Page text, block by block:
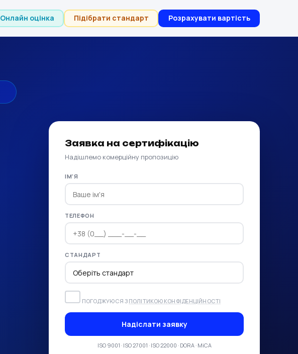
Онлайн оцінка Підібрати стандарт Розрахувати вартість
Заявка на сертифікацію
Надішлемо комерційну пропозицію
ІМ'Я
ТЕЛЕФОН
СТАНДАРТ
ПОГОДЖУЮСЯ З ПОЛІТИКОЮ КОНФІДЕНЦІЙНОСТІ
Надіслати заявку
ISO 9001 · ISO 27001 · ISO 22000 · DORA · MiCA